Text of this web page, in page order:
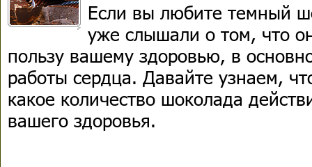
Если вы любите темный
уже слышали о том, что
пользу вашему здоровью, в
работы сердца. Давайте узнаем,
какое количество шоколада
вашего здоровья.